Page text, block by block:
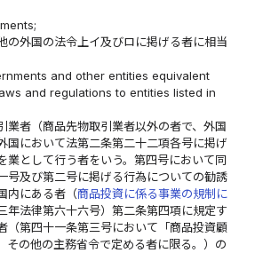
の外国の法令上イ及びロに掲げる者に相当
and other entities equivalent
and regulations to entities listed in
業者（商品先物取引業者以外の者で、外国
国において法第二条第二十二項各号に掲げ
業として行う者をいう。第四号において同
号及び第二号に掲げる行為についての勧誘
内にある者（商品投資に係る事業の規制に
年法律第六十六号）第二条第四項に規定す
（第四十一条第三号において「商品投資顧
その他の主務省令で定める者に限る。）の